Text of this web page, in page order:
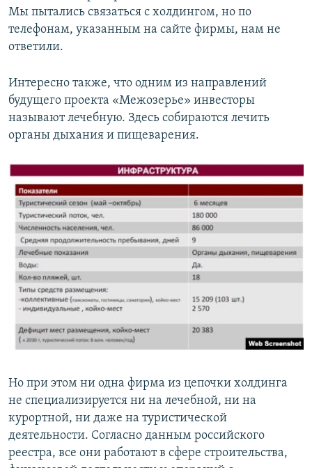
Мы пытались связаться с холдингом, но по
телефонам, указанным на сайте фирмы, нам не
ответили.
Интересно также, что одним из направлений
будущего проекта «Межозерье» инвесторы
называют лечебную. Здесь собираются лечить
органы дыхания и пищеварения.
Но при этом ни одна фирма из цепочки холдинга
не специализируется ни на лечебной, ни на
курортной, ни даже на туристической
деятельности. Согласно данным российского
реестра, все они работают в сфере строительства,